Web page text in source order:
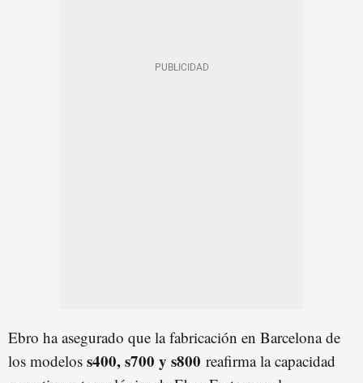
Ebro ha asegurado que la fabricación en Barcelona de
los modelos s400, s700 y s800 reafirma la capacidad